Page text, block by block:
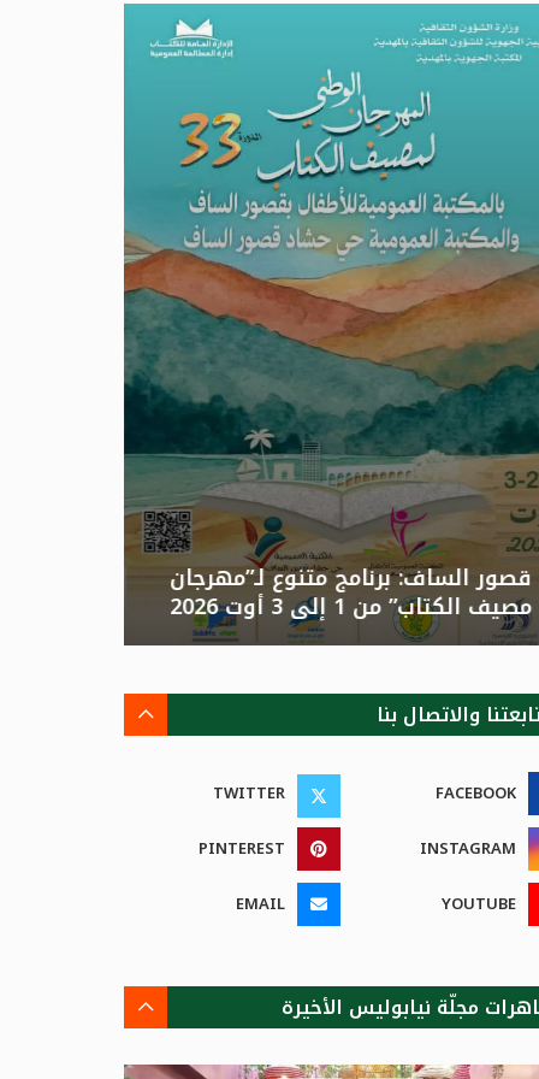
قصور الساف: برنامج متنوع لـ”مهرجان
مصيف الكتاب” من 1 إلى 3 أوت 2026
والاتصال بنا
FACEBOOK
TWITTER
INSTAGRAM
PINTEREST
YOUTUBE
EMAIL
مجلّة نيابوليس الأخيرة